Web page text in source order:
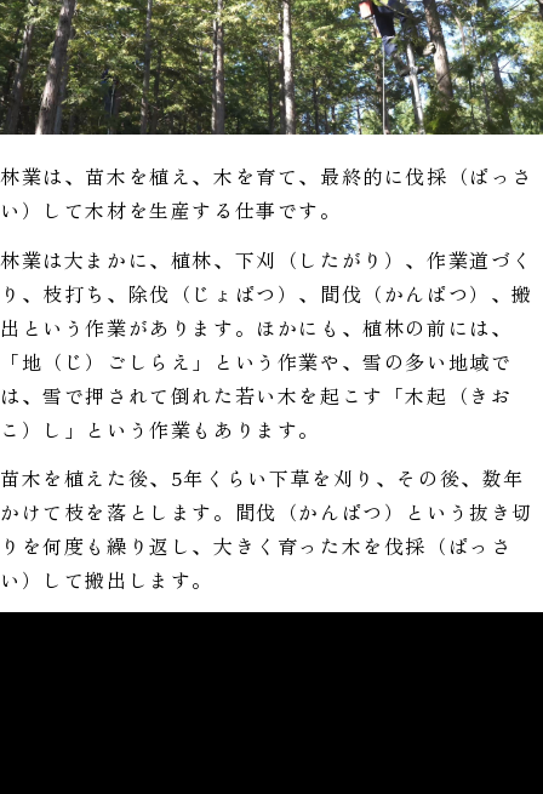
林業は、苗木を植え、木を育て、最終的に伐採（ばっさ
い）して木材を生産する仕事です。
林業は大まかに、植林、下刈（したがり）、作業道づく
り、枝打ち、除伐（じょばつ）、間伐（かんばつ）、搬
出という作業があります。ほかにも、植林の前には、
「地（じ）ごしらえ」という作業や、雪の多い地域で
は、雪で押されて倒れた若い木を起こす「木起（きお
こ）し」という作業もあります。
苗木を植えた後、5年くらい下草を刈り、その後、数年
かけて枝を落とします。間伐（かんばつ）という抜き切
りを何度も繰り返し、大きく育った木を伐採（ばっさ
い）して搬出します。